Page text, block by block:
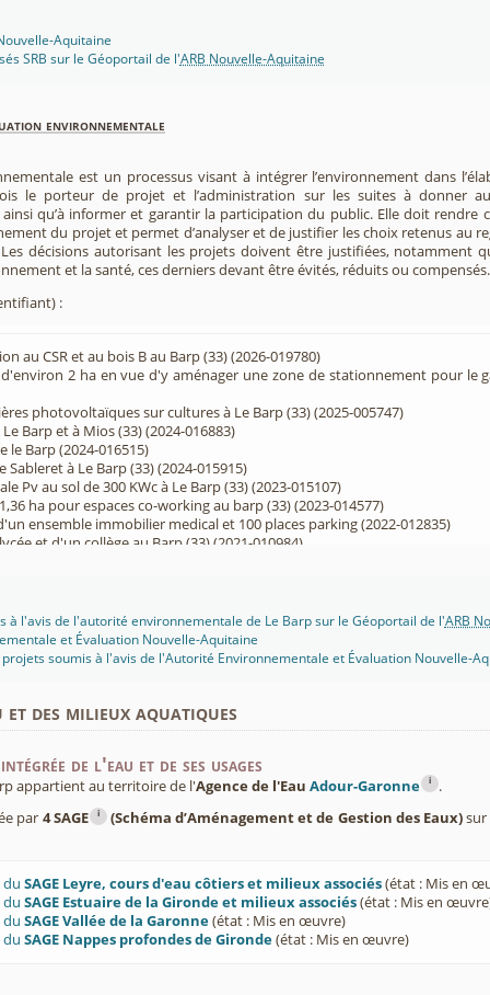
Aquitaine
SRB sur le Géoportail de l'ARB Nouvelle-Aquitaine
environnementale
est un processus visant à intégrer l’environnement dans
le porteur de projet et l’administration sur les suites à donner
qu’à informer et garantir la participation du public. Elle doit rendre
du projet et permet d’analyser et de justifier les choix retenus au
décisions autorisant les projets doivent être justifiées, notamment
et la santé, ces derniers devant être évités, réduits ou compensés.
:
au CSR et au bois B au Barp (33) (2026-019780)
2 ha en vue d'y aménager une zone de stationnement pour le
photovoltaïques sur cultures à Le Barp (33) (2025-005747)
Barp et à Mios (33) (2024-016883)
le Barp (2024-016515)
à Le Barp (33) (2024-015915)
Pv au sol de 300 KWc à Le Barp (33) (2023-015107)
ha pour espaces co-working au barp (33) (2023-014577)
ensemble immobilier medical et 100 places parking (2022-012835)
et d'un collège au Barp (33) (2021-010984)
7.83 ha pour mise en culture (2019-008692)
27 617 m2 pour la réalisation d'un lotissement au Barp (2019-008237)
hangars elevage photovoltaiques type volières (2019-007692)
pour l'alimentation en eau potable Le Barp (33) (2017-004711)
zone d'activités Eyrialis sur la commune de Le Barp (33) (2017-004632)
00xxx3)
8403m2 pour créer une activité maraichère biologique (2014-00x494)
création d'une aire d'accueil des gens du voyage (2012-00x292)
photovoltaïque - Lieu dit "St Jacques" - permis de construire - LE
à l'avis de l'autorité environnementale de Le Barp sur le Géoportail de l'ARB
et Évaluation Nouvelle-Aquitaine
soumis à l'avis de l'Autorité Environnementale et Évaluation Nouvelle-
des milieux aquatiques
de l'eau et de ses usages
appartient au territoire de l'Agence de l'Eau Adour-Garonne i
.
par 4 SAGE i (Schéma d’Aménagement et de Gestion des Eaux)sur
duSAGE Leyre, cours d'eau côtiers et milieux associés(état : Mis en
duSAGE Estuaire de la Gironde et milieux associés(état : Mis en
duSAGE Vallée de la Garonne(état : Mis en œuvre)
duSAGE Nappes profondes de Gironde(état : Mis en œuvre)